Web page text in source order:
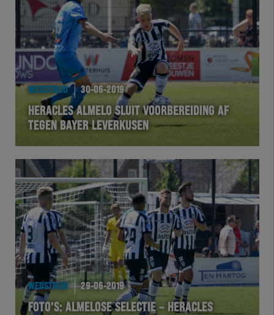
TELHER
HERVOL
HEREXC
EXCHER
HERTEL
Natuurgras
Wedstrijd
Heracles
BusinessClub
WEDSTRIJD 30-06-2019
HERACLES ALMELO SLUIT VOORBEREIDING AF
TEGEN BAYER LEVERKUSEN
WEDSTRIJD 29-06-2019
FOTO’S: ALMELOSE SELECTIE – HERACLES